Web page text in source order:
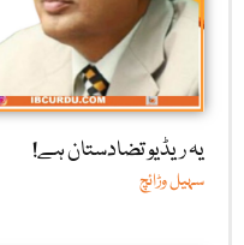
یہ ریڈیو تضادستان ہے!
سہیل وڑائچ